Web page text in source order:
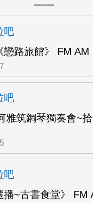
吧
戀路旅館》 FM AM
吧
雅筑鋼琴獨奏會~
吧
播~古書食堂》 FM